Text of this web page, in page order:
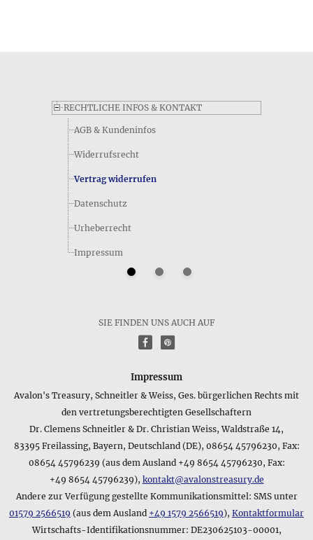
Welche Maße hat das Produkt Stern • Großer Anhänger laut
Das Produkt Stern • Großer Anhänger hat folgende Größe: ca.
Die genauen Detailangaben zu unseren verschiedenen
Produkts auch eine Angabe zum Gesamtgewicht inkl.
wichtig ist. Die Gewichtsangaben zum Produkt Stern • Großer
Anhänger lauten hierbei folgendermaßen: 14 g
Welches Material ist auf dem Datenblatt des Produkts Stern
• Großer Anhänger angegeben?
Das Produkt Stern • Großer Anhänger besteht aus dem
folgenden Material: Sterling Silber 925 (punziert mit 925)
Gibt es eine kurze Zusammenfassung zum Material des
Produkts Stern • Großer Anhänger?
Das Datenblatt des Produkts Stern • Großer Anhänger enthält
als Kurzfassung für das Material folgendes: Sterling Silber
RECHTLICHE INFOS & KONTAKT
AGB & Kundeninfos
Widerrufsrecht
Vertrag widerrufen
Datenschutz
Urheberrecht
Impressum
SIE FINDEN UNS AUCH AUF
f P
Impressum
Avalon's Treasury, Schneitler & Weiss, Ges. bürgerlichen Rechts mit
den vertretungsberechtigten Gesellschaftern
Dr. Clemens Schneitler & Dr. Christian Weiss, Waldstraße 14,
83395 Freilassing, Bayern, Deutschland (DE), 08654 45796230, Fax:
08654 45796239 (aus dem Ausland +49 8654 45796230, Fax:
+49 8654 45796239), kontakt@avalonstreasury.de
Andere zur Verfügung gestellte Kommunikationsmittel: SMS unter
01579 2566519 (aus dem Ausland +49 1579 2566519), Kontaktformular
Wirtschafts-Identifikationsnummer: DE230625103-00001,